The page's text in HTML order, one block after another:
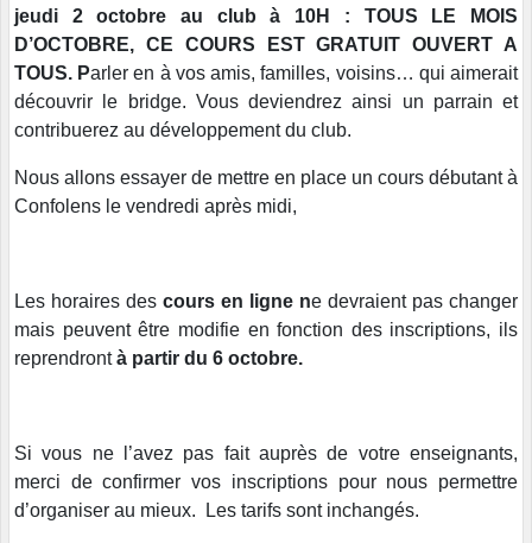
jeudi 2 octobre au club à 10H : TOUS LE MOIS
D’OCTOBRE, CE COURS EST GRATUIT OUVERT A
TOUS. Parler en à vos amis, familles, voisins… qui aimerait
découvrir le bridge. Vous deviendrez ainsi un parrain et
contribuerez au développement du club.
Nous allons essayer de mettre en place un cours débutant à
Confolens le vendredi après midi,
Les horaires des cours en ligne ne devraient pas changer
mais peuvent être modifie en fonction des inscriptions, ils
reprendrontà partir du 6 octobre.
Si vous ne l’avez pas fait auprès de votre enseignants,
merci de confirmer vos inscriptions pour nous permettre
d’organiser au mieux. Les tarifs sont inchangés.